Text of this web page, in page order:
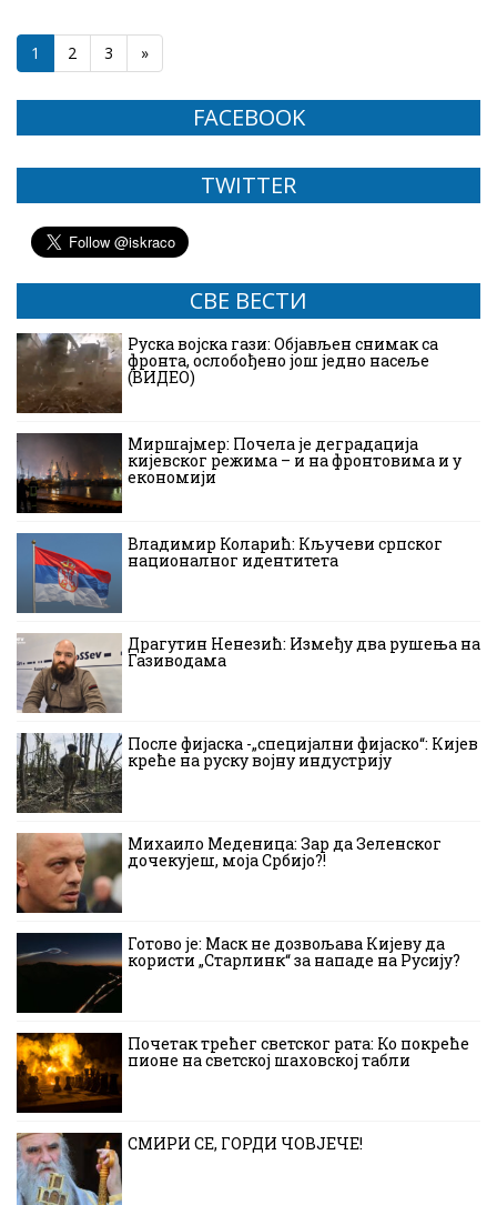
1 2 3 »
FACEBOOK
TWITTER
СВЕ ВЕСТИ
Руска војска гази: Објављен снимак са
фронта, ослобођено још једно насеље
(ВИДЕО)
Миршајмер: Почела је деградација
кијевског режима – и на фронтовима и у
економији
Владимир Коларић: Кључеви српског
националног идентитета
Драгутин Ненезић: Између два рушења на
Газиводама
После фијаска -„специјални фијаско“: Кијев
креће на руску војну индустрију
Михаило Меденица: Зар да Зеленског
дочекујеш, моја Србијо?!
Готово је: Маск не дозвољава Кијеву да
користи „Старлинк“ за нападе на Русију?
Почетак трећег светског рата: Ко покреће
пионе на светској шаховској табли
СМИРИ СЕ, ГОРДИ ЧОВЈЕЧЕ!